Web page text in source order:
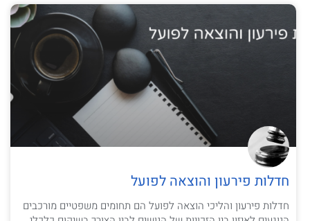
חדלות פירעון והוצאה לפועל
חדלות פירעון והליכי הוצאה לפועל הם תחומים משפטיים מורכבים